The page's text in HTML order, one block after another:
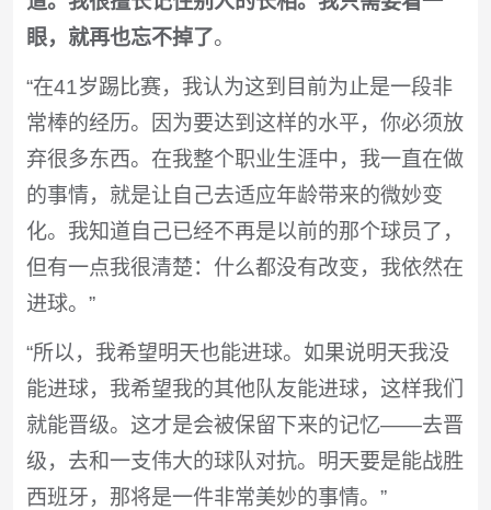
眼，就再也忘不掉了。
“在41岁踢比赛，我认为这到目前为止是一段非
常棒的经历。因为要达到这样的水平，你必须放
弃很多东西。在我整个职业生涯中，我一直在做
的事情，就是让自己去适应年龄带来的微妙变
化。我知道自己已经不再是以前的那个球员了，
但有一点我很清楚：什么都没有改变，我依然在
进球。”
“所以，我希望明天也能进球。如果说明天我没
能进球，我希望我的其他队友能进球，这样我们
就能晋级。这才是会被保留下来的记忆——去晋
级，去和一支伟大的球队对抗。明天要是能战胜
西班牙，那将是一件非常美妙的事情。”